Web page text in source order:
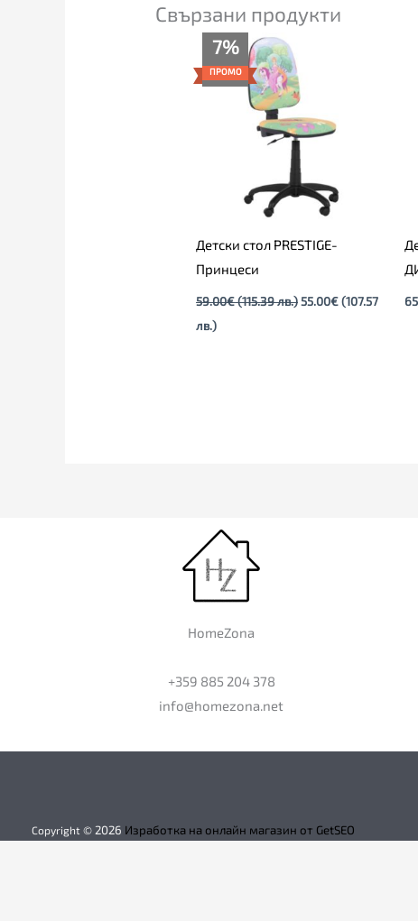
Свързани продукти
7%
ПРОМО
Детски стол PRESTIGE-
Принцеси
59.00€(115.39 лв.)
(115.39
лв.).
55.00€(107.57
лв.)
Текущата
цена
е:
55.00€
(107.57
HomeZona
+359 885 204 378
info@homezona.net
Copyright © 2026 Изработка на онлайн магазин от GetSEO